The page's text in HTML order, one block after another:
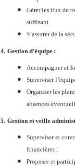
Gérer les flux de
suffisant
S’assurer de la
Gestion d’équipe :
Accompagner et
Superviser
Organiser les
absences
Gestion et veille
Superviser et
financières ;
Proposer et